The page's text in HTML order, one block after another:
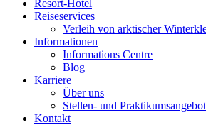
Resort-Hotel
Reiseservices
Verleih von arktischer
Informationen
Informations Centre
Blog
Karriere
Über uns
Stellen- und
Kontakt